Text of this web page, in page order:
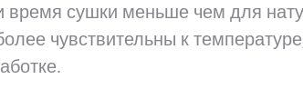
время сушки меньше чем для
чувствительны к